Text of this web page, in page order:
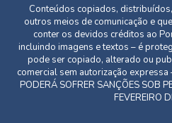
Conteúdos copiados,
outros meios de comunicação e
conter os devidos créditos ao
incluindo imagens e textos – é
pode ser copiado, alterado ou
comercial sem autorização expressa
PODERÁ SOFRER SANÇÕES SOB
FEVEREIRO